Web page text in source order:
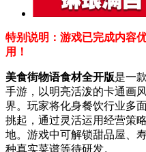
特别说明：游戏已完成内容
用！
美食街物语食材全开版是一
手游，以明亮活泼的卡通画
界。玩家将化身餐饮行业多
挑起，通过灵活运用经营策
地。游戏中可解锁甜品屋、
种真实菜谱等待研发。